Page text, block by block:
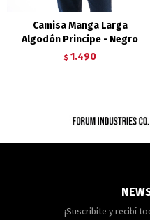
Camisa Manga Larga
Algodón Principe - Negro
$ 1.490
¡Suscribite y recibí